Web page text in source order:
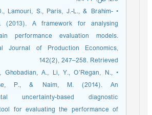
D., Lamouri, S., Paris, J.-L., & Brahim-
(2013). A framework for analysing
performance evaluation models.
Journal of Production Economics,
142(2), 247–258. Retrieved
Ghobadian, A., Li, Y., O’Regan, N.,
P., & Naim, M. (2014). An
uncertainty-based diagnostic
for evaluating the performance of